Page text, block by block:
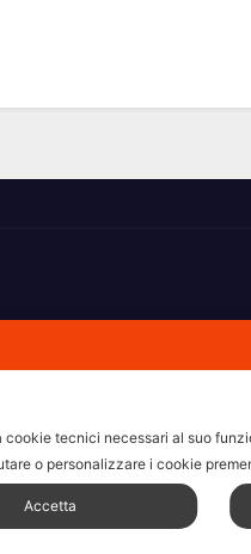
cookie tecnici necessari al suo
o personalizzare i cookie
Accetta